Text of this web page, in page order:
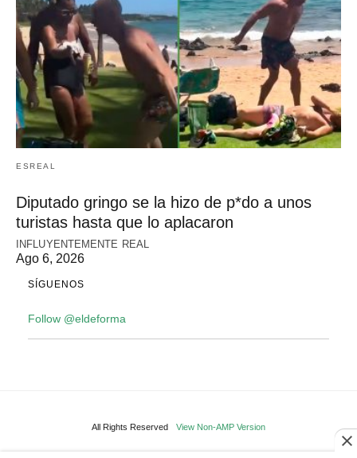
ESREAL
Diputado gringo se la hizo de p*do a unos
turistas hasta que lo aplacaron
INFLUYENTEMENTE REAL
Ago 6, 2026
SÍGUENOS
Follow @eldeforma
All Rights Reserved View Non-AMP Version